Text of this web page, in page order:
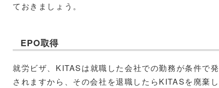
ておきましょう。
EPO取得
就労ビザ、KITASは就職した会社での勤務が条件で
されますから、その会社を退職したらKITASを廃棄